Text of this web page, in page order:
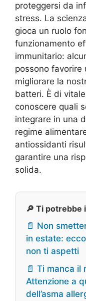
proteggersi da
stress. La
gioca un ruolo
funzionamento
immunitario:
possono favorire
migliorare la
batteri. È di
conoscere quali
integrare in una
regime
antiossidanti
garantire una
solida.
🔎 Ti potrebbe
📄 Non
in estate:
non ti aspetti
📄 Ti manca il
Attenzione a
dell’asma